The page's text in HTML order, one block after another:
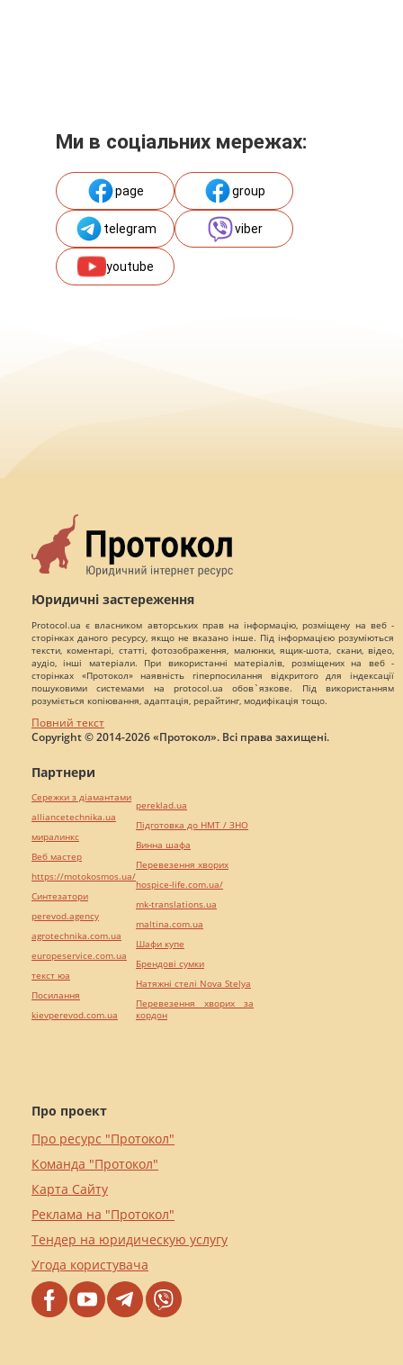
Ми в соціальних мережах:
page group
telegram viber
youtube
Юридичні застереження
Protocol.ua є власником авторських прав на інформацію, розміщену на веб -
сторінках даного ресурсу, якщо не вказано інше. Під інформацією розуміються
тексти, коментарі, статті, фотозображення, малюнки, ящик-шота, скани, відео,
аудіо, інші матеріали. При використанні матеріалів, розміщених на веб -
сторінках «Протокол» наявність гіперпосилання відкритого для індексації
пошуковими системами на protocol.ua обов`язкове. Під використанням
розуміється копіювання, адаптація, рерайтинг, модифікація тощо.
Повний текст
Copyright © 2014-2026 «Протокол». Всі права захищені.
Про проект
Про ресурс "Протокол"
Команда "Протокол"
Карта Сайту
Реклама на "Протокол"
Тендер на юридическую услугу
Угода користувача
Партнери
Сережки з діамантами
alliancetechnika.ua
миралинкс
Веб мастер
https://motokosmos.ua/
Синтезатори
perevod.agency
agrotechnika.com.ua
europeservice.com.ua
текст юа
Посилання
kievperevod.com.ua
pereklad.ua
Підготовка до НМТ / ЗНО
Винна шафа
Перевезення хворих
hospice-life.com.ua/
mk-translations.ua
maltina.com.ua
Шафи купе
Брендові сумки
Натяжні стелі Nova Stelya
Перевезення хворих за
кордон